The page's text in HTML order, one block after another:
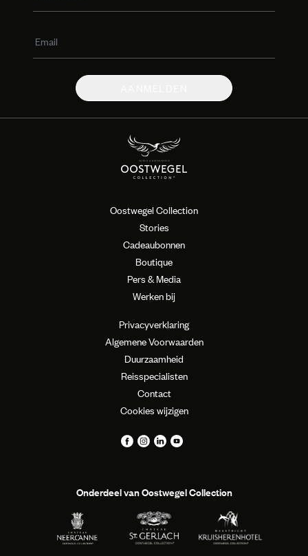
Oostwegel Collection
Stories
Cadeaubonnen
Boutique
Pers & Media
Werken bij
Privacyverklaring
Algemene Voorwaarden
Duurzaamheid
Reisspecialisten
Contact
Cookies wijzigen
Onderdeel van Oostwegel Collection